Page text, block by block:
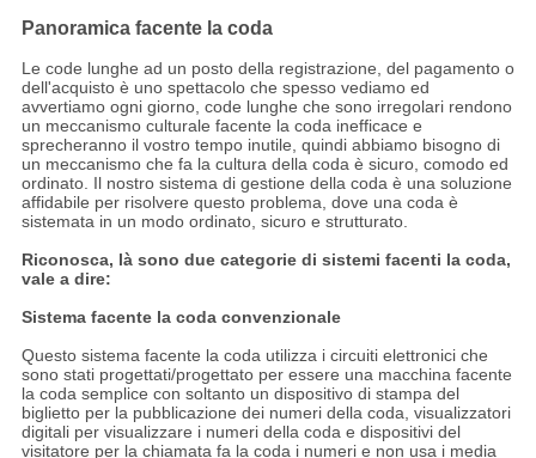
Panoramica facente la coda
Le code lunghe ad un posto della registrazione, del pagamento o
dell'acquisto è uno spettacolo che spesso vediamo ed
avvertiamo ogni giorno, code lunghe che sono irregolari rendono
un meccanismo culturale facente la coda inefficace e
sprecheranno il vostro tempo inutile, quindi abbiamo bisogno di
un meccanismo che fa la cultura della coda è sicuro, comodo ed
ordinato. Il nostro sistema di gestione della coda è una soluzione
affidabile per risolvere questo problema, dove una coda è
sistemata in un modo ordinato, sicuro e strutturato.
Riconosca, là sono due categorie di sistemi facenti la coda,
vale a dire:
Sistema facente la coda convenzionale
Questo sistema facente la coda utilizza i circuiti elettronici che
sono stati progettati/progettato per essere una macchina facente
la coda semplice con soltanto un dispositivo di stampa del
biglietto per la pubblicazione dei numeri della coda, visualizzatori
digitali per visualizzare i numeri della coda e dispositivi del
visitatore per la chiamata fa la coda i numeri e non usa i media